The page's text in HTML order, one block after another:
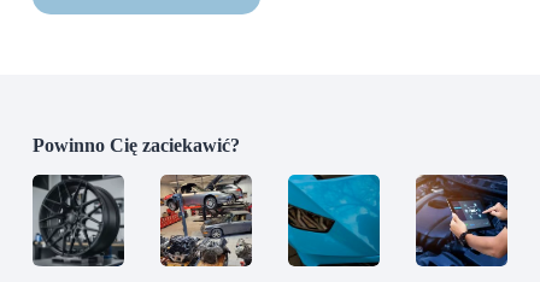
Powinno Cię zaciekawić?